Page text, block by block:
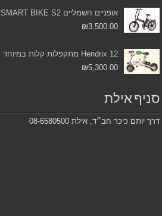
אופניים חשמליים SMART BIKE S2
₪3,500.00
Hendrix 12 מתקפלות קלות במיוחד
₪5,300.00
סניף אילת
דרך יותם כיכר חב״ד, אילת 08-6580500